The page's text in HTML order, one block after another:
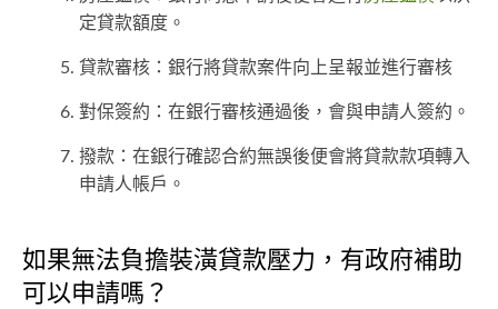
定貸款額度。
貸款審核：銀行將貸款案件向上呈報並進行審核
對保簽約：在銀行審核通過後，會與申請人簽約。
撥款：在銀行確認合約無誤後便會將貸款款項轉入
申請人帳戶。
如果無法負擔裝潢貸款壓力，有政府補助
可以申請嗎？